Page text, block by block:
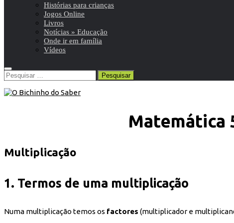
Histórias para crianças
Jogos Online
Livros
Notícias » Educação
Onde ir em família
Vídeos
Pesquisar
por:
Matemática
Multiplicação
1. Termos de uma multiplicação
Numa multiplicação temos os factores (multiplicador e